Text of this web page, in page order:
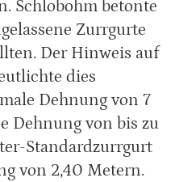
Schlobohm betonte
Zurrgurte
Der Hinweis auf
dies
Dehnung von 7
Dehnung von bis zu
Standardzurrgurt
von 2,40 Metern.